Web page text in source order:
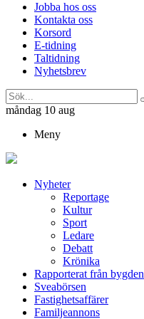
Jobba hos oss
Kontakta oss
Korsord
E-tidning
Taltidning
Nyhetsbrev
måndag 10 aug
Meny
Nyheter
Reportage
Kultur
Sport
Ledare
Debatt
Krönika
Rapporterat från bygden
Sveabörsen
Fastighetsaffärer
Familjeannons